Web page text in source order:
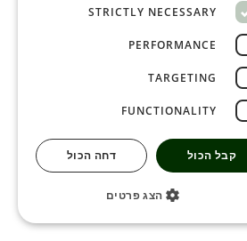
SERBIAN-2
STRICTLY NECESSARY
PERFORMANCE
TARGETING
FUNCTIONALITY
קבל הכול דחה הכול
הצג פרטים